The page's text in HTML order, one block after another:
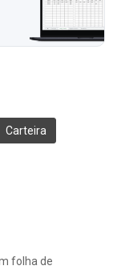
Carteira
folha de